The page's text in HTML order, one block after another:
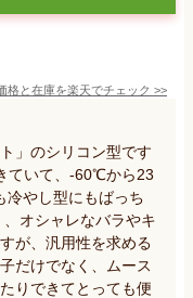
格と在庫を楽天でチェック >>
」のシリコン型です
ていて、-60℃から23
やし型にもばっち
オシャレなバラやキ
が、汎用性を求める
だけでなく、ムース
りできてとっても便